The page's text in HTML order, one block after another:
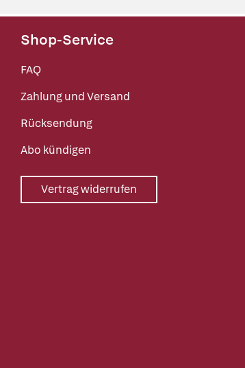
Shop-Service
FAQ
Zahlung und Versand
Rücksendung
Abo kündigen
Vertrag widerrufen